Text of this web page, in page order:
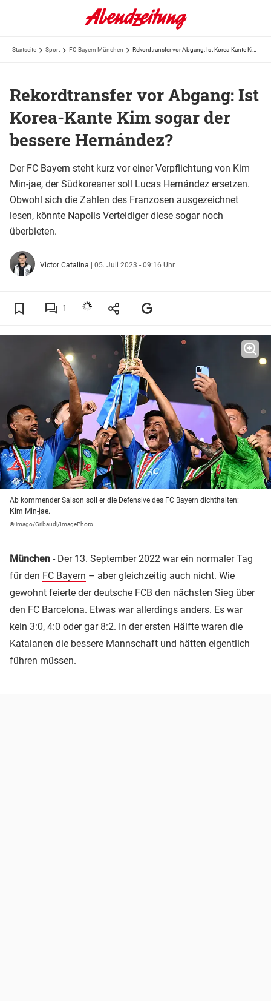
Startseite Sport FC Bayern München
Rekordtransfer vor Abgang: Ist
Korea-Kante Kim sogar der
bessere Hernández?
Der FC Bayern steht kurz vor einer Verpflichtung von Kim
Min-jae, der Südkoreaner soll Lucas Hernández ersetzen.
Obwohl sich die Zahlen des Franzosen ausgezeichnet
lesen, könnte Napolis Verteidiger diese sogar noch
überbieten.
Victor Catalina | 05. Juli 2023 - 09:16 Uhr
1
Ab kommender Saison soll er die Defensive des FC Bayern dichthalten:
Kim Min-jae.
© imago/Gribaudi/ImagePhoto
München - Der 13. September 2022 war ein normaler Tag
für den FC Bayern – aber gleichzeitig auch nicht. Wie
gewohnt feierte der deutsche FCB den nächsten Sieg über
den FC Barcelona. Etwas war allerdings anders. Es war
kein 3:0, 4:0 oder gar 8:2. In der ersten Hälfte waren die
Katalanen die bessere Mannschaft und hätten eigentlich
führen müssen.